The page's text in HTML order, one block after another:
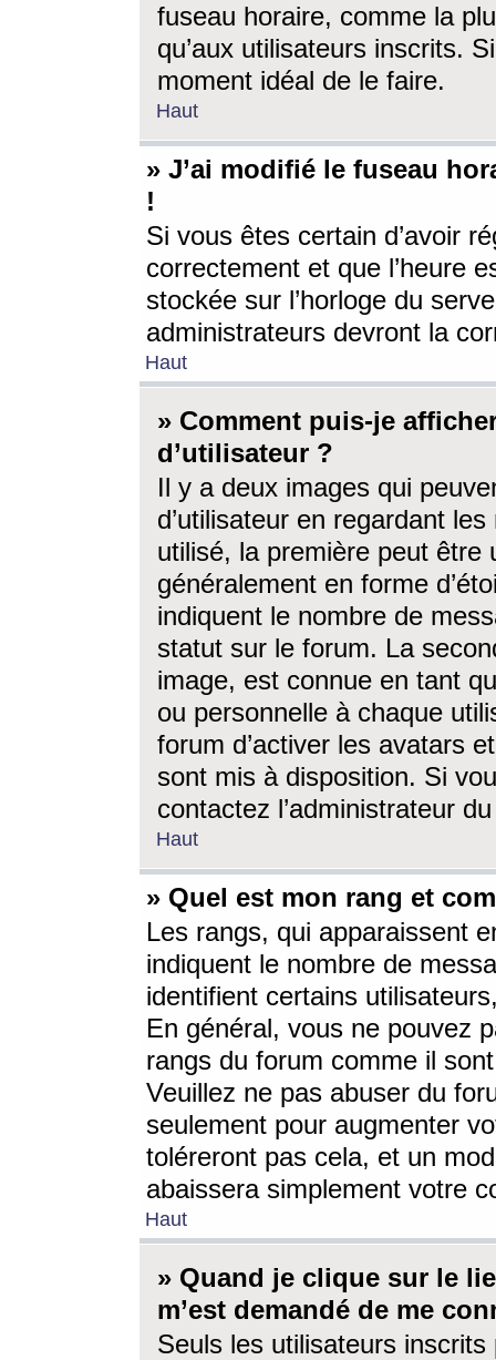
fuseau horaire, comme la
qu’aux utilisateurs inscrits.
moment idéal de le faire.
Haut
» J’ai modifié le fuseau
!
Si vous êtes certain d’avoir
correctement et que l’heure
stockée sur l’horloge du
administrateurs devront la
Haut
» Comment puis-je
d’utilisateur ?
Il y a deux images qui
d’utilisateur en regardant
utilisé, la première peut être
généralement en forme
indiquent le nombre de
statut sur le forum. La
image, est connue en tant
ou personnelle à chaque
forum d’activer les avatars
sont mis à disposition. Si
contactez l’administrateur
Haut
» Quel est mon rang et
Les rangs, qui apparaissent
indiquent le nombre de
identifient certains
En général, vous ne pouvez
rangs du forum comme il
Veuillez ne pas abuser du
seulement pour augmenter
toléreront pas cela, et un
abaissera simplement votre
Haut
» Quand je clique sur le
m’est demandé de me
Seuls les utilisateurs